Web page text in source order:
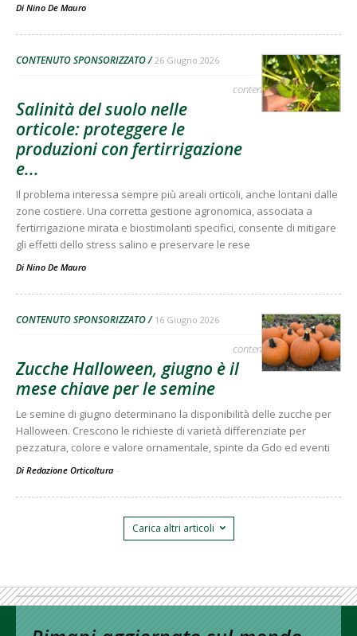
Di Nino De Mauro
CONTENUTO SPONSORIZZATO 26 Giugno 2026
contenuto sponsorizzato
Salinità del suolo nelle
orticole: proteggere le
produzioni con fertirrigazione
e...
Il problema interessa sempre più areali orticoli, anche lontani dalle
zone costiere. Una corretta gestione agronomica, associata a
fertirrigazione mirata e biostimolanti specifici, consente di mitigare
gli effetti dello stress salino e preservare le rese
Di Nino De Mauro
CONTENUTO SPONSORIZZATO 16 Giugno 2026
contenuto sponsorizzato
Zucche Halloween, giugno è il
mese chiave per le semine
Le semine di giugno determinano la disponibilità delle zucche per
Halloween. Crescono le richieste di varietà differenziate per
pezzatura, colore e valore ornamentale, spinte da Gdo ed eventi
Di Redazione Orticoltura -
Carica altri articoli